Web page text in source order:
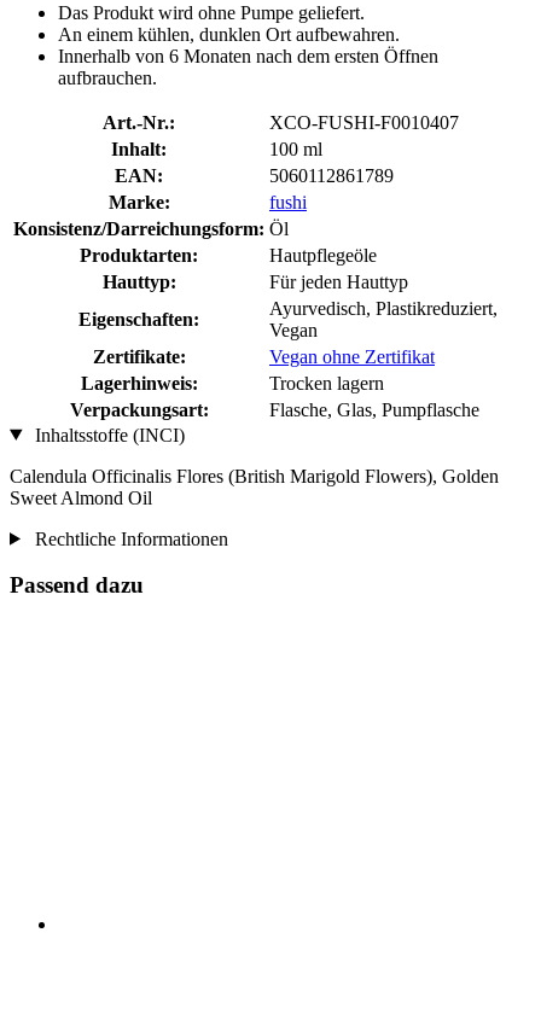
Das Produkt wird ohne Pumpe geliefert.
An einem kühlen, dunklen Ort aufbewahren.
Innerhalb von 6 Monaten nach dem ersten Öffnen
aufbrauchen.
Art.-Nr.:
XCO-FUSHI-F0010407
Inhalt:
100 ml
EAN:
5060112861789
Marke:
fushi
Konsistenz/Darreichungsform: Öl
Produktarten:
Hautpflegeöle
Hauttyp:
Für jeden Hauttyp
Eigenschaften:
Ayurvedisch, Plastikreduziert,
Vegan
Zertifikate:
Vegan ohne Zertifikat
Lagerhinweis:
Trocken lagern
Verpackungsart:
Flasche, Glas, Pumpflasche
Inhaltsstoffe (INCI)
Calendula Officinalis Flores (British Marigold Flowers), Golden
Sweet Almond Oil
Rechtliche Informationen
Passend dazu